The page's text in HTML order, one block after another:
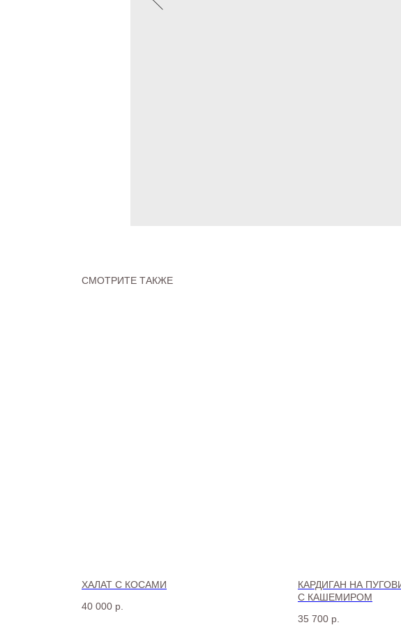
СМОТРИТЕ ТАКЖЕ
ХАЛАТ С КОСАМИ
40 000 р.
КАРДИГАН НА
С КАШЕМИРОМ
35 700 р.